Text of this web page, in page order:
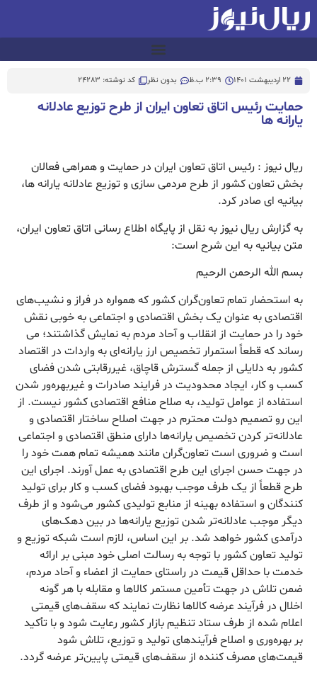
22 اردیبهشت 1401 2:39 ب.ظ بدون نظر کد نوشته: 24283
حمایت رئیس اتاق تعاون ایران از طرح توزیع عادلانه
یارانه ها
ریال نیوز : رئیس اتاق تعاون ایران در حمایت و همراهی فعالان
بخش تعاون کشور از طرح مردمی سازی و توزیع عادلانه یارانه ها،
بیانیه ای صادر کرد.
به گزارش ریال نیوز به نقل از پایگاه اطلاع رسانی اتاق تعاون ایران،
متن بیانیه به این شرح است:
بسم الله الرحمن الرحیم
به استحضار تمام تعاون‌گران کشور که همواره در فراز و نشیب‌های
اقتصادی به عنوان یک بخش اقتصادی و اجتماعی به خوبی نقش
خود را در حمایت از انقلاب و آحاد مردم به نمایش گذاشتند؛ می
رساند که قطعاً استمرار تخصیص ارز یارانه‌ای به واردات در اقتصاد
کشور به دلایلی از جمله گسترش قاچاق، غیررقابتی شدن فضای
کسب و کار، ایجاد محدودیت در فرایند صادرات و غیربهره‌ور شدن
استفاده از عوامل تولید، به صلاح منافع اقتصادی کشور نیست. از
این رو تصمیم دولت محترم در جهت اصلاح ساختار اقتصادی و
عادلانه‌تر کردن تخصیص یارانه‌ها دارای منطق اقتصادی و اجتماعی
است و ضروری است تعاون‌گران مانند همیشه تمام همت خود را
در جهت حسن اجرای این طرح اقتصادی به عمل آورند. اجرای این
طرح قطعاً از یک طرف موجب بهبود فضای کسب و کار برای تولید
کنندگان و استفاده بهینه از منابع تولیدی کشور می‌شود و از طرف
دیگر موجب عادلانه‌تر شدن توزیع یارانه‌ها در بین دهک‌های
درآمدی کشور خواهد شد. بر این اساس، لازم است شبکه توزیع و
تولید تعاون کشور با توجه به رسالت اصلی خود مبنی بر ارائه
خدمت با حداقل قیمت در راستای حمایت از اعضاء و آحاد مردم،
ضمن تلاش در جهت تأمین مستمر کالاها و مقابله با هر گونه
اخلال در فرآیند عرضه کالاها نظارت نمایند که سقف‌های قیمتی
اعلام شده از طرف ستاد تنظیم بازار کشور رعایت شود و با تأکید
بر بهره‌وری و اصلاح فرآیندهای تولید و توزیع، تلاش شود
قیمت‌های مصرف کننده از سقف‌های قیمتی پایین‌تر عرضه گردد.